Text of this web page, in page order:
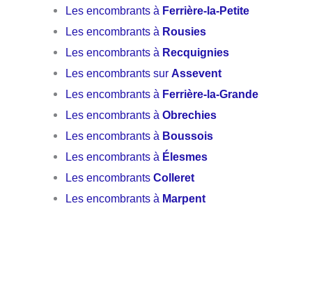
Les encombrants à Ferrière-la-Petite
Les encombrants à Rousies
Les encombrants à Recquignies
Les encombrants surAssevent
Les encombrants à Ferrière-la-Grande
Les encombrants àObrechies
Les encombrants à Boussois
Les encombrants à Élesmes
Les encombrantsColleret
Les encombrants à Marpent